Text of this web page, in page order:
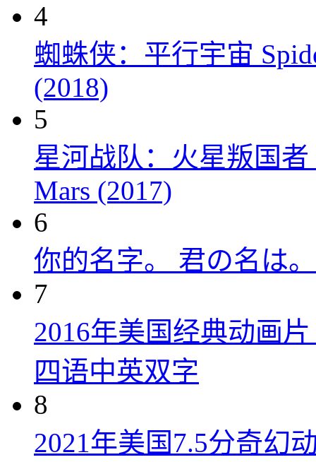
4
蜘蛛侠：平行宇宙
(2018)
5
星河战队：火星叛国者
Mars (2017)
6
你的名字。 君の名は
7
2016年美国经典动画
四语中英双字
8
2021年美国7.5分奇幻